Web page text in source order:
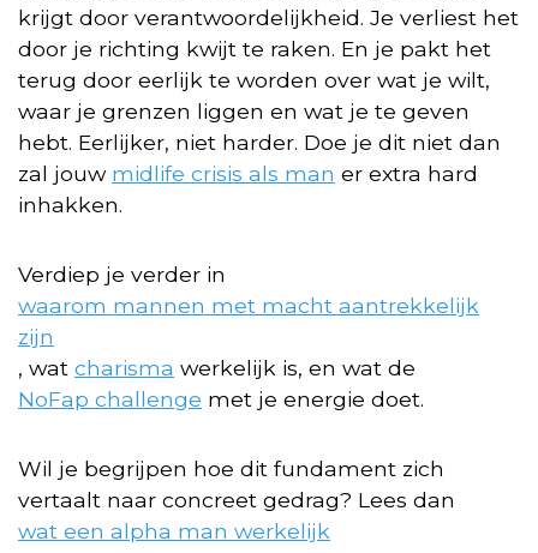
krijgt door verantwoordelijkheid. Je verliest het
door je richting kwijt te raken. En je pakt het
terug door eerlijk te worden over wat je wilt,
waar je grenzen liggen en wat je te geven
hebt. Eerlijker, niet harder. Doe je dit niet dan
zal jouw midlife crisis als man er extra hard
inhakken.
Verdiep je verder in
waarom mannen met macht aantrekkelijk
zijn
, wat charisma werkelijk is, en wat de
NoFap challenge met je energie doet.
Wil je begrijpen hoe dit fundament zich
vertaalt naar concreet gedrag? Lees dan
wat een alpha man werkelijk